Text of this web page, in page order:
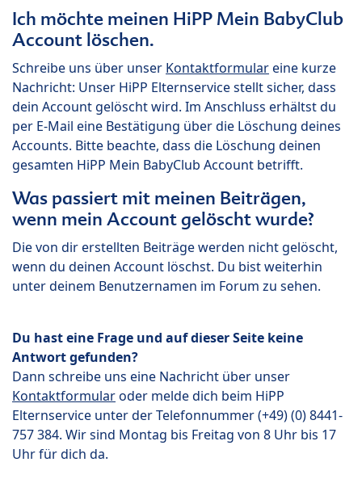
Ich möchte meinen HiPP Mein BabyClub
Account löschen.
Schreibe uns über unser Kontaktformulareine kurze
Nachricht: Unser HiPP Elternservice stellt sicher, dass
dein Account gelöscht wird. Im Anschluss erhältst du
per E-Mail eine Bestätigung über die Löschung deines
Accounts. Bitte beachte, dass die Löschung deinen
gesamten HiPP Mein BabyClub Account betrifft.
Was passiert mit meinen Beiträgen,
wenn mein Account gelöscht wurde?
Die von dir erstellten Beiträge werden nicht gelöscht,
wenn du deinen Account löschst. Du bist weiterhin
unter deinem Benutzernamen im Forum zu sehen.
Du hast eine Frage und auf dieser Seite keine
Antwort gefunden?
Dann schreibe uns eine Nachricht über unser
Kontaktformularoder melde dich beim HiPP
Elternservice unter der Telefonnummer (+49) (0) 8441-
757 384. Wir sind Montag bis Freitag von 8 Uhr bis 17
Uhr für dich da.